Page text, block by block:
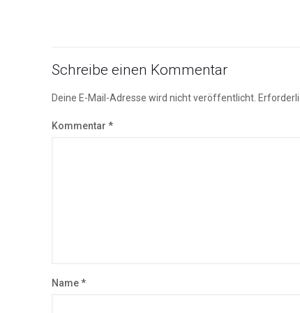
Schreibe einen Kommentar
Deine E-Mail-Adresse wird nicht veröffentlicht.
Kommentar *
Name*